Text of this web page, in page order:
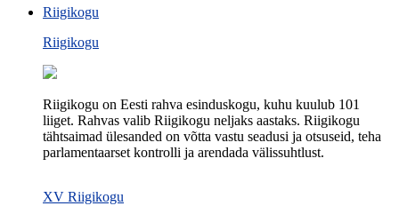
Riigikogu
Riigikogu
Riigikogu on Eesti rahva esinduskogu, kuhu kuulub 101
liiget. Rahvas valib Riigikogu neljaks aastaks. Riigikogu
tähtsaimad ülesanded on võtta vastu seadusi ja otsuseid, teha
parlamentaarset kontrolli ja arendada välissuhtlust.
XV Riigikogu